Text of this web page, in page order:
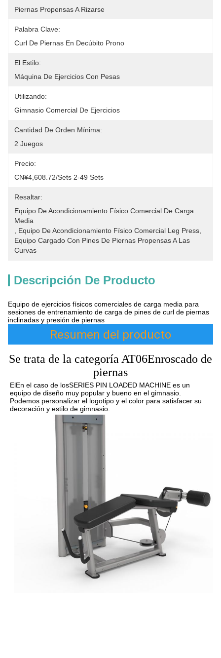
Piernas Propensas A Rizarse
Palabra Clave:
Curl De Piernas En Decúbito Prono
El Estilo:
Máquina De Ejercicios Con Pesas
Utilizando:
Gimnasio Comercial De Ejercicios
Cantidad De Orden Mínima:
2 Juegos
Precio:
CN¥4,608.72/sets 2-49 Sets
Resaltar:
Equipo De Acondicionamiento Físico Comercial De Carga
Media
Equipo De Acondicionamiento Físico Comercial Leg Press
Equipo Cargado Con Pines De Piernas Propensas A Las
Curvas
Descripción De Producto
Equipo de ejercicios físicos comerciales de carga media para
sesiones de entrenamiento de carga de pines de curl de piernas
inclinadas y presión de piernas
Resumen del producto
Se trata de la categoría AT06Enroscado de
piernas
ElEn el caso de losSERIES PIN LOADED MACHINE es un
equipo de diseño muy popular y bueno en el gimnasio.
Podemos personalizar el logotipo y el color para satisfacer su
decoración y estilo de gimnasio.